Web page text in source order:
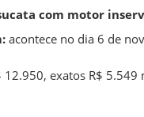
com motor
acontece no dia 6 de
12.950, exatos R$